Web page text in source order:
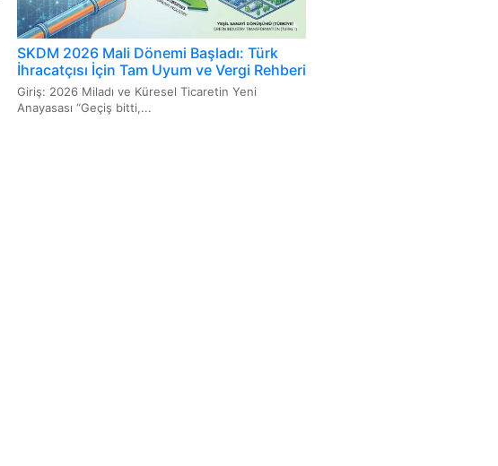
SKDM 2026 Mali Dönemi Başladı: Türk
İhracatçısı İçin Tam Uyum ve Vergi Rehberi
Giriş: 2026 Miladı ve Küresel Ticaretin Yeni
Anayasası “Geçiş bitti,...